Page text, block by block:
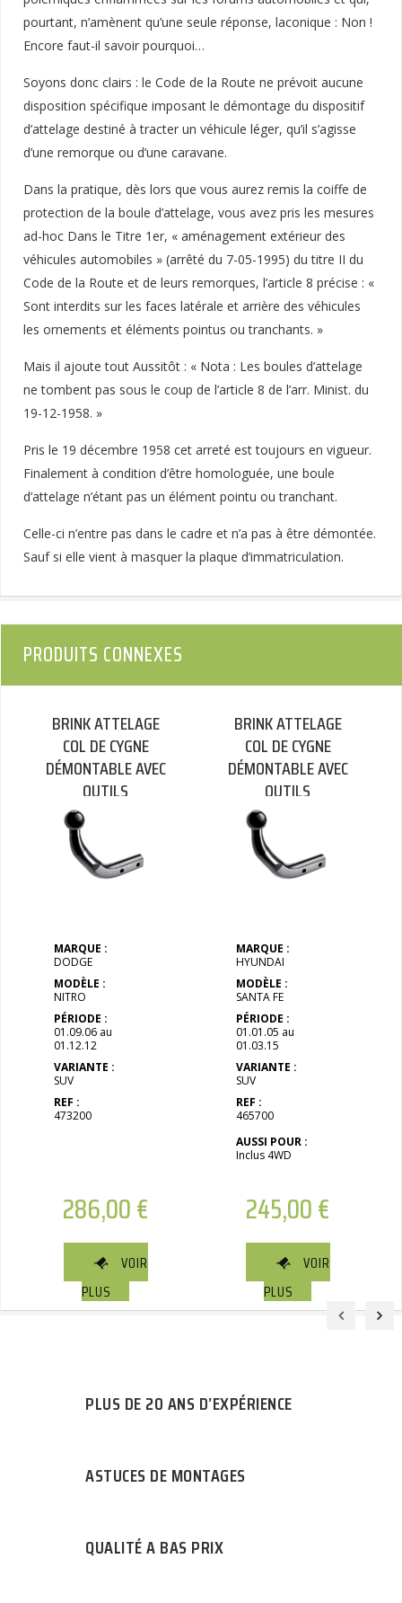
pourtant, n’amènent qu’une seule réponse, laconique : Non !
Encore faut-il savoir pourquoi…
Soyons donc clairs : le Code de la Route ne prévoit aucune
disposition spécifique imposant le démontage du dispositif
d’attelage destiné à tracter un véhicule léger, qu’il s’agisse
d’une remorque ou d’une caravane.
Dans la pratique, dès lors que vous aurez remis la coiffe de
protection de la boule d’attelage, vous avez pris les mesures
ad-hoc Dans le Titre 1er, « aménagement extérieur des
véhicules automobiles » (arrêté du 7-05-1995) du titre II du
Code de la Route et de leurs remorques, l’article 8 précise : «
Sont interdits sur les faces latérale et arrière des véhicules
les ornements et éléments pointus ou tranchants. »
Mais il ajoute tout Aussitôt : « Nota : Les boules d’attelage
ne tombent pas sous le coup de l’article 8 de l’arr. Minist. du
19-12-1958. »
Pris le 19 décembre 1958 cet arreté est toujours en vigueur.
Finalement à condition d’être homologuée, une boule
d’attelage n’étant pas un élément pointu ou tranchant.
Celle-ci n’entre pas dans le cadre et n’a pas à être démontée.
Sauf si elle vient à masquer la plaque d’immatriculation.
PRODUITS CONNEXES
BRINK ATTELAGE
COL DE CYGNE
DÉMONTABLE AVEC
OUTILS
MARQUE :
DODGE
MODÈLE :
NITRO
PÉRIODE :
01.09.06 au
01.12.12
VARIANTE :
SUV
REF :
473200
286,00€
VOIR
PLUS
BRINK ATTELAGE
COL DE CYGNE
DÉMONTABLE AVEC
OUTILS
MARQUE :
HYUNDAI
MODÈLE :
SANTA FE
PÉRIODE :
01.01.05 au
01.03.15
VARIANTE :
SUV
REF :
465700
AUSSI POUR :
Inclus 4WD
245,00€
VOIR
PLUS
PLUS DE 20 ANS D’EXPÉRIENCE
ASTUCES DE MONTAGES
QUALITÉ A BAS PRIX